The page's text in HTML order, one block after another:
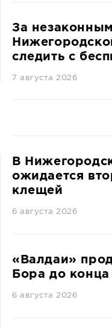
За
следить с
7 августа 2026
В
ожидается
клещей
6 августа 2026
«Валдаи»
Бора до конца
6 августа 2026